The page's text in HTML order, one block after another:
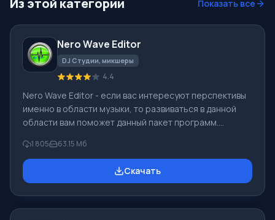
Показать все
Nero Wave Editor
DJ Студии, микшеры
4.4
Nero Wave Editor - если вас интересуют перспективы
именно в области музыки, то развиваться в данной
области вам поможет данный пакет программ.
приобретения дополнительных устройств развернуть
широкомасштабную творческую деятельность во
всех направлениях. Компания Nero давно освоила
1 805 63.15 Мб
Скачать